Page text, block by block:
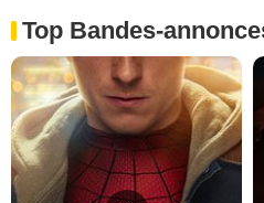
Top Bandes-